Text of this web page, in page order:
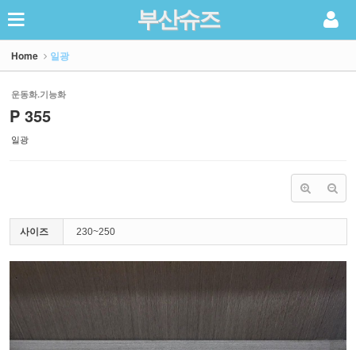
부산슈즈
Home 일광
운동화.기능화
P 355
일광
사이즈 230~250
Sketchbook5, 스케치북5